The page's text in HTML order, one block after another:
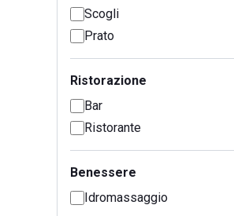
Scogli
Prato
Ristorazione
Bar
Ristorante
Benessere
Idromassaggio